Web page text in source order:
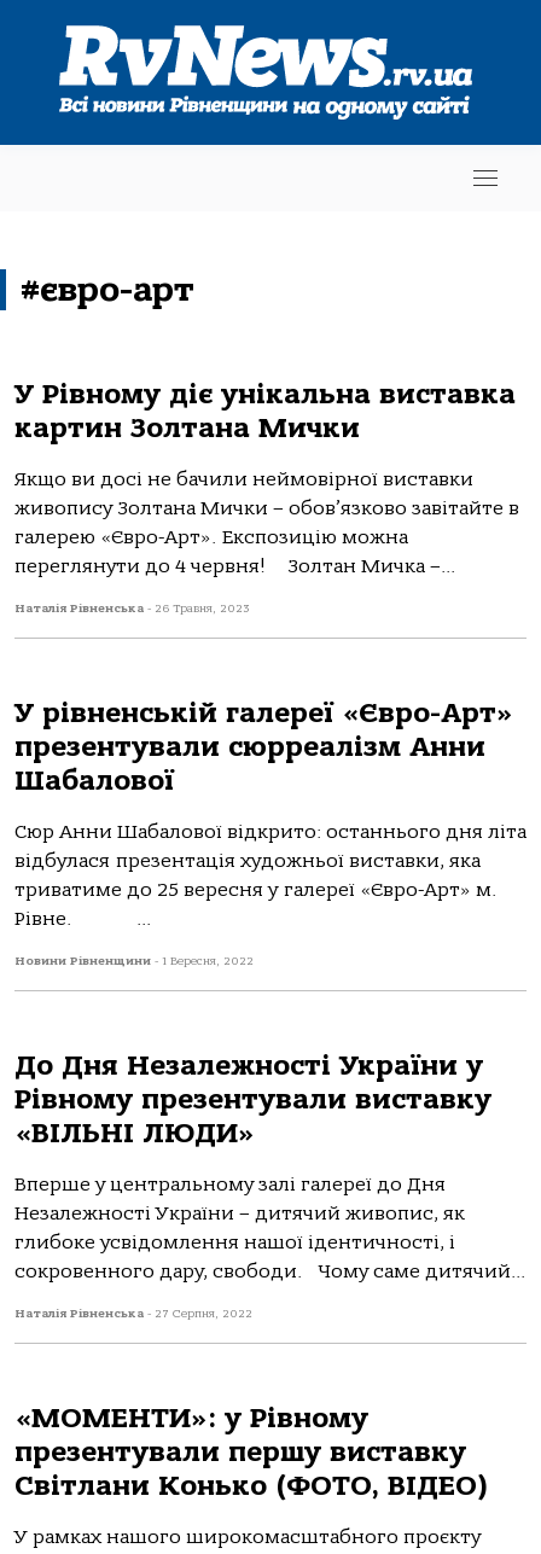
#євро-арт
У Рівному діє унікальна виставка
картин Золтана Мички
Якщо ви досі не бачили неймовірної виставки
живопису Золтана Мички – обов’язково завітайте в
галерею «Євро-Арт». Експозицію можна
переглянути до 4 червня! Золтан Мичка –...
Наталія Рівненська - 26 Травня, 2023
У рівненській галереї «Євро-Арт»
презентували сюрреалізм Анни
Шабалової
Сюр Анни Шабалової відкрито: останнього дня літа
відбулася презентація художньої виставки, яка
триватиме до 25 вересня у галереї «Євро-Арт» м.
Рівне. ...
Новини Рівненщини - 1 Вересня, 2022
До Дня Незалежності України у
Рівному презентували виставку
«ВІЛЬНІ ЛЮДИ»
Вперше у центральному залі галереї до Дня
Незалежності України – дитячий живопис, як
глибоке усвідомлення нашої ідентичності, і
сокровенного дару, свободи. Чому саме дитячий...
Наталія Рівненська - 27 Серпня, 2022
«МОМЕНТИ»: у Рівному
презентували першу виставку
Світлани Конько (ФОТО, ВІДЕО)
У рамках нашого широкомасштабного проєкту